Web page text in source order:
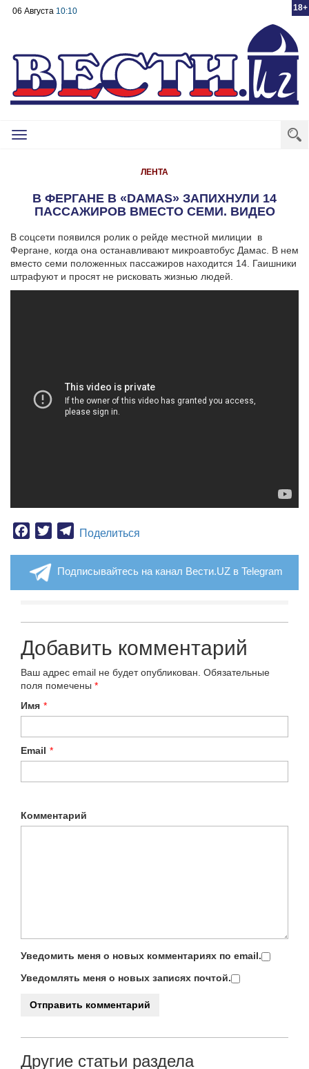
18+
06 Августа 10:10
Toggle
ЛЕНТА
В ФЕРГАНЕ В «DAMAS» ЗАПИХНУЛИ 14
ПАССАЖИРОВ ВМЕСТО СЕМИ. ВИДЕО
В соцсети появился ролик о рейде местной милиции в
Фергане, когда она останавливают микроавтобус Дамас. В нем
вместо семи положенных пассажиров находится 14. Гаишники
штрафуют и просят не рисковать жизнью людей.
Facebook
TwitterTelegram
Поделиться
Подписывайтесь на канал Вести.UZ в Telegram
Добавить комментарий
Ваш адрес email не будет опубликован. Обязательные
поля помечены *
Имя *
Email *
Комментарий
Уведомить меня о новых комментариях по email.
Уведомлять меня о новых записях почтой.
Другие статьи раздела